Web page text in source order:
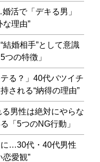
活で「デキる男」
な理由”
婚相手”として意識
つの特徴」
る？」40代バツイチ
される“納得の理由”
る男性は絶対にやらな
「5つのNG行動」
に…30代・40代男性
恋愛観”